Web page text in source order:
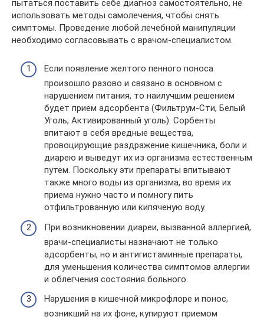
пытаться поставить себе диагноз самостоятельно, не
использовать методы самолечения, чтобы снять
симптомы. Проведение любой лечебной манипуляции
необходимо согласовывать с врачом-специалистом.
Если появление желтого пенного поноса
произошло разово и связано в основном с
нарушением питания, то наилучшим решением
будет прием адсорбента (Фильтрум-Сти, Белый
Уголь, Активированный уголь). Сорбенты
впитают в себя вредные вещества,
провоцирующие раздражение кишечника, боли и
диарею и выведут их из организма естественным
путем. Поскольку эти препараты впитывают
также много воды из организма, во время их
приема нужно часто и помногу пить
отфильтрованную или кипяченую воду.
При возникновении диареи, вызванной аллергией,
врачи-специалисты назначают не только
адсорбенты, но и антигистаминные препараты,
для уменьшения количества симптомов аллергии
и облегчения состояния больного.
Нарушения в кишечной микрофлоре и понос,
возникший на их фоне, купируют приемом